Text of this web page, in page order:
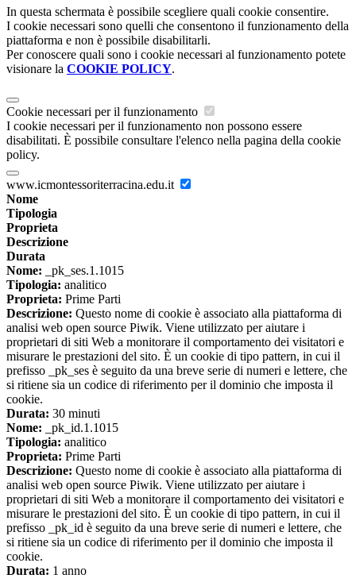
In questa schermata è possibile scegliere quali cookie consentire.
I cookie necessari sono quelli che consentono il funzionamento della
piattaforma e non è possibile disabilitarli.
Per conoscere quali sono i cookie necessari al funzionamento potete
visionare la COOKIE POLICY.
Cookie necessari per il funzionamento
I cookie necessari per il funzionamento non possono essere
disabilitati. È possibile consultare l'elenco nella pagina della cookie
policy.
www.icmontessoriterracina.edu.it
Nome
Tipologia
Proprieta
Descrizione
Durata
Nome: _pk_ses.1.1015
Tipologia: analitico
Proprieta: Prime Parti
Descrizione: Questo nome di cookie è associato alla piattaforma di
analisi web open source Piwik. Viene utilizzato per aiutare i
proprietari di siti Web a monitorare il comportamento dei visitatori e
misurare le prestazioni del sito. È un cookie di tipo pattern, in cui il
prefisso _pk_ses è seguito da una breve serie di numeri e lettere, che
si ritiene sia un codice di riferimento per il dominio che imposta il
cookie.
Durata: 30 minuti
Nome: _pk_id.1.1015
Tipologia: analitico
Proprieta: Prime Parti
Descrizione: Questo nome di cookie è associato alla piattaforma di
analisi web open source Piwik. Viene utilizzato per aiutare i
proprietari di siti Web a monitorare il comportamento dei visitatori e
misurare le prestazioni del sito. È un cookie di tipo pattern, in cui il
prefisso _pk_id è seguito da una breve serie di numeri e lettere, che
si ritiene sia un codice di riferimento per il dominio che imposta il
cookie.
Durata: 1 anno